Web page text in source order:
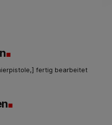
fertig bearbeitet